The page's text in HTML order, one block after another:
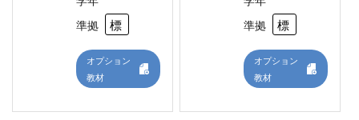
準拠
標準
オプション
教材
準拠
標
オプション
教材